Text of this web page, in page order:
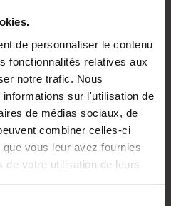
de personnaliser le contenu
fonctionnalités relatives aux
notre trafic. Nous
sur l'utilisation de
de médias sociaux, de
combiner celles-ci
vous leur avez fournies
de votre utilisation de leurs
produit
SE (2022)
vous offre la
Bionic et la fluidité d'iOS
d’un écran Retina
5G, et d’une caméra
quotidien.